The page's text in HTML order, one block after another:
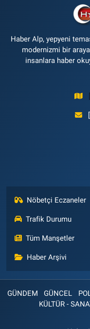
Haber Alp, yepyeni
modernizmi bir
insanlara haber
Nöbetçi Eczaneler
Trafik Durumu
Tüm Manşetler
Haber Arşivi
GÜNDEM GÜNCEL
KÜLTÜR -